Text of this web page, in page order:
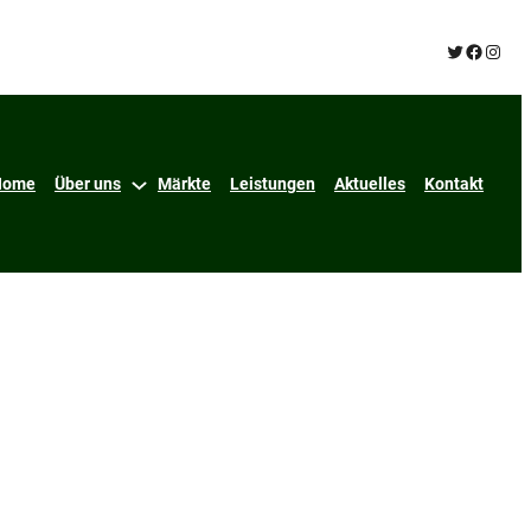
Twitter
Über uns Märkte Leistungen Aktuelles Kontakt